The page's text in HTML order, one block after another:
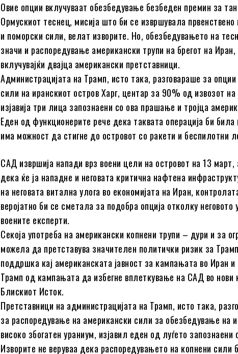
Овие опции вклучуваат обезбедување безбеден премин за
Ормускиот теснец, мисија што би се извршувала првенствено
и поморски сили, велат изворите. Но, обезбедувањето на
значи и распоредување американски трупи на брегот на
вклучувајќи двајца американски претставници.
Администрацијата на Трамп, исто така, разговараше за
сили на иранскиот остров Харг, центар за 90% од извозот
изјавија три лица запознаени со ова прашање и тројца
Еден од функционерите рече дека таквата операција би била
има можност да стигне до островот со ракети и беспилотни
САД извршија напади врз воени цели на островот на 13 март,
дека ќе ја нападне и неговата критична нафтена
на неговата витална улога во економијата на Иран,
веројатно би се сметала за подобра опција отколку
воените експерти.
Секоја употреба на американски копнени трупи – дури и за
можела да претставува значителен политички ризик за
поддршка кај американската јавност за кампањата во Иран
Трамп од кампањата да избегне вплеткување на САД во нови
Блискиот Исток.
Претставници на администрацијата на Трамп, исто така,
за распоредување на американски сили за обезбедување на
високо збогатен ураниум, изјавил еден од луѓето
Изворите не веруваа дека распоредувањето на копнени сили